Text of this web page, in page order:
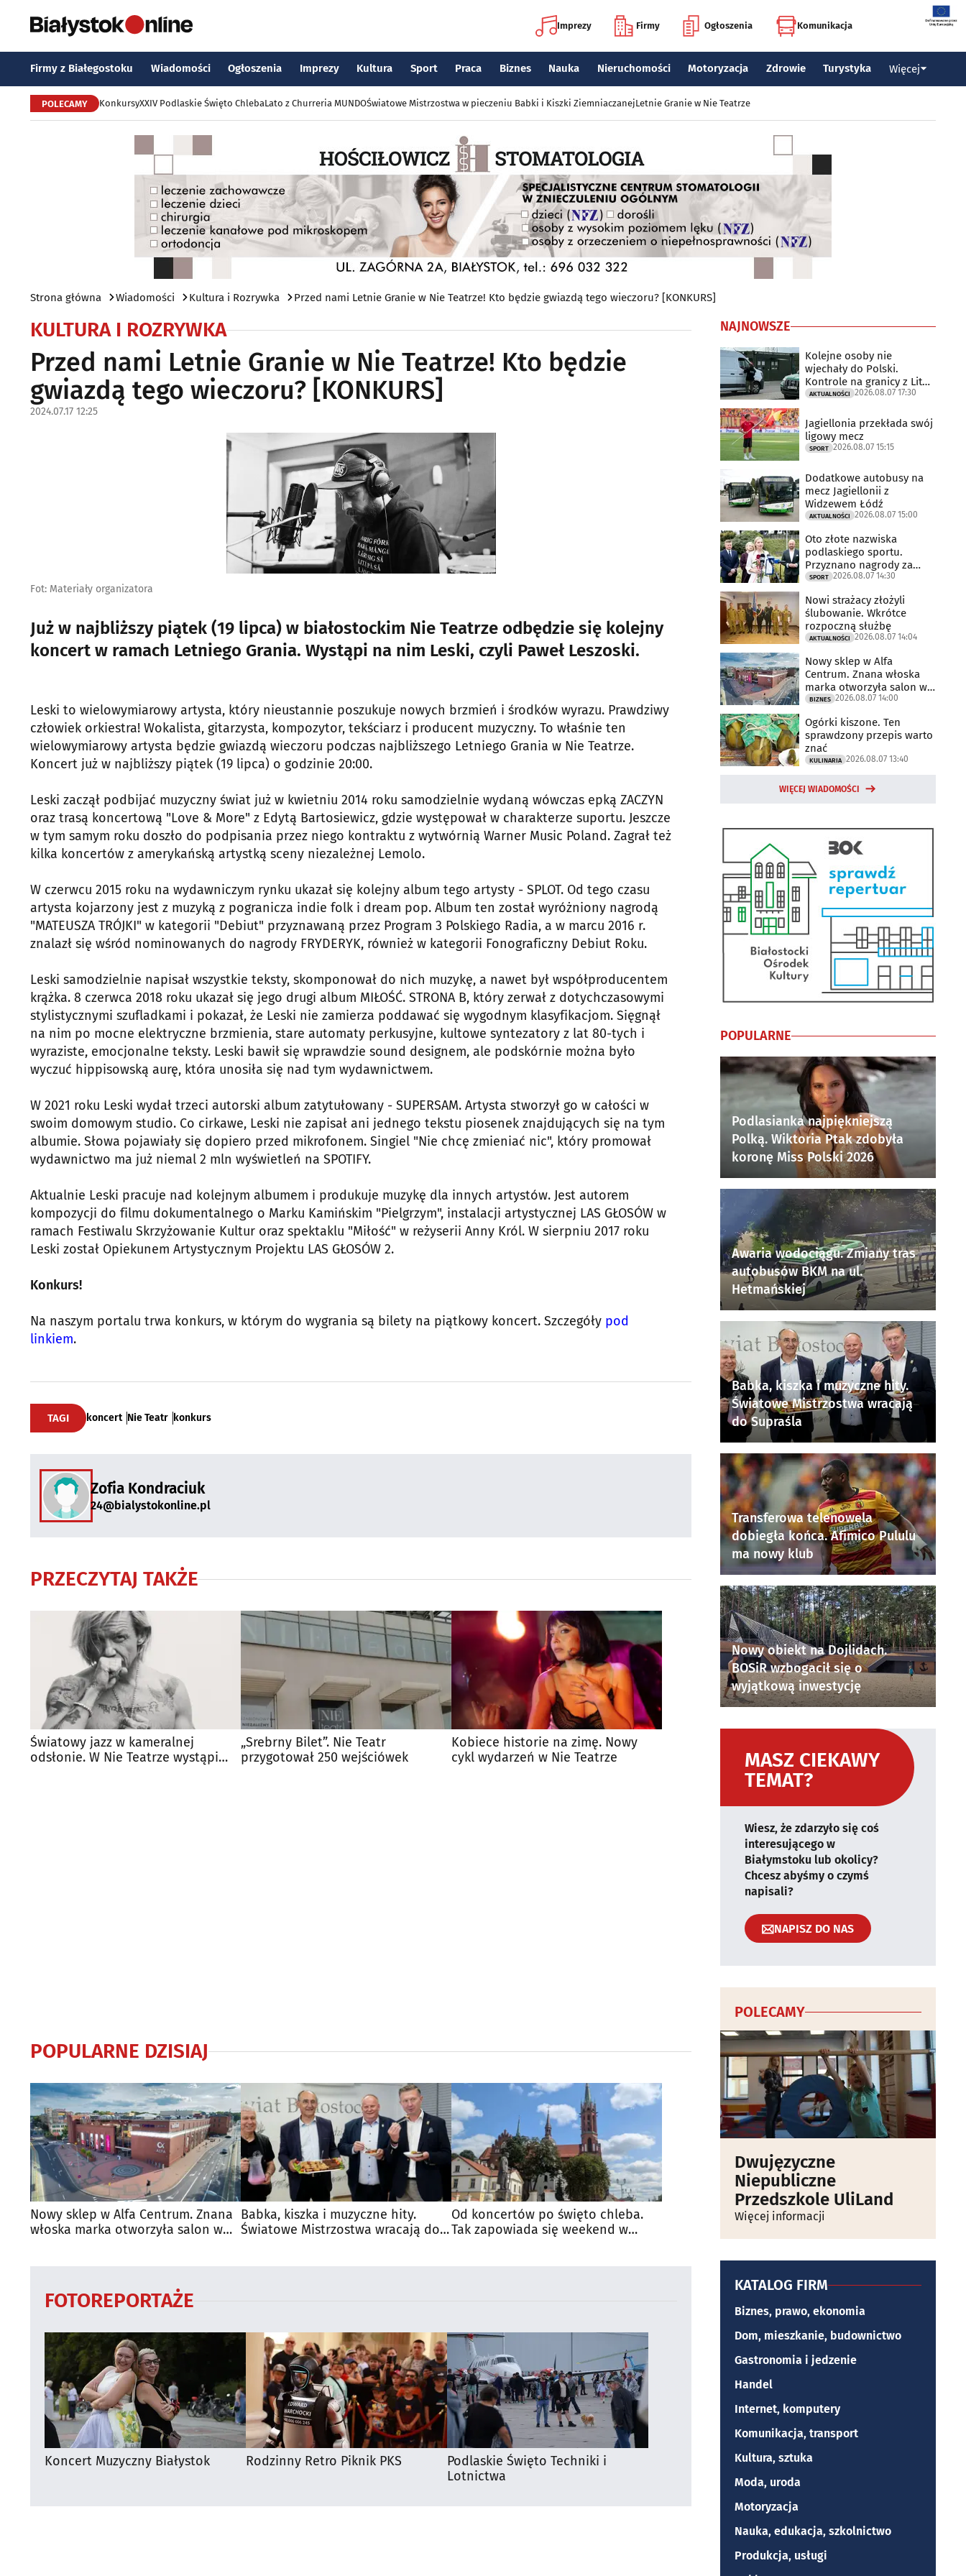
Imprezy Firmy Ogłoszenia Komunikacja
Firmy z Białegostoku Wiadomości Ogłoszenia Imprezy Kultura Sport Praca Biznes Nauka Nieruchomości Motoryzacja Zdrowie Turystyka Więcej
POLECAMY KonkursyXXIV Podlaskie Święto ChlebaLato z Churreria MUNDOŚwiatowe Mistrzostwa w pieczeniu Babki i Kiszki ZiemniaczanejLetnie Granie w Nie Teatrze
Strona główna Wiadomości Kultura i Rozrywka Przed nami Letnie Granie w Nie Teatrze! Kto będzie gwiazdą tego wieczoru? [KONKURS]
KULTURA I ROZRYWKA
Przed nami Letnie Granie w Nie Teatrze! Kto będzie
gwiazdą tego wieczoru? [KONKURS]
2024.07.17 12:25
Fot: Materiały organizatora
Już w najbliższy piątek (19 lipca) w białostockim Nie Teatrze odbędzie się kolejny
koncert w ramach Letniego Grania. Wystąpi na nim Leski, czyli Paweł Leszoski.
Leski to wielowymiarowy artysta, który nieustannie poszukuje nowych brzmień i środków wyrazu. Prawdziwy
człowiek orkiestra! Wokalista, gitarzysta, kompozytor, tekściarz i producent muzyczny. To właśnie ten
wielowymiarowy artysta będzie gwiazdą wieczoru podczas najbliższego Letniego Grania w Nie Teatrze.
Koncert już w najbliższy piątek (19 lipca) o godzinie 20:00.
Leski zaczął podbijać muzyczny świat już w kwietniu 2014 roku samodzielnie wydaną wówczas epką ZACZYN
oraz trasą koncertową "Love & More" z Edytą Bartosiewicz, gdzie występował w charakterze suportu. Jeszcze
w tym samym roku doszło do podpisania przez niego kontraktu z wytwórnią Warner Music Poland. Zagrał też
kilka koncertów z amerykańską artystką sceny niezależnej Lemolo.
W czerwcu 2015 roku na wydawniczym rynku ukazał się kolejny album tego artysty - SPLOT. Od tego czasu
artysta kojarzony jest z muzyką z pogranicza indie folk i dream pop. Album ten został wyróżniony nagrodą
"MATEUSZA TRÓJKI" w kategorii "Debiut" przyznawaną przez Program 3 Polskiego Radia, a w marcu 2016 r.
znalazł się wśród nominowanych do nagrody FRYDERYK, również w kategorii Fonograficzny Debiut Roku.
Leski samodzielnie napisał wszystkie teksty, skomponował do nich muzykę, a nawet był współproducentem
krążka. 8 czerwca 2018 roku ukazał się jego drugi album MIŁOŚĆ. STRONA B, który zerwał z dotychczasowymi
stylistycznymi szufladkami i pokazał, że Leski nie zamierza poddawać się wygodnym klasyfikacjom. Sięgnął
na nim po mocne elektryczne brzmienia, stare automaty perkusyjne, kultowe syntezatory z lat 80-tych i
wyraziste, emocjonalne teksty. Leski bawił się wprawdzie sound designem, ale podskórnie można było
wyczuć hippisowską aurę, która unosiła się nad tym wydawnictwem.
W 2021 roku Leski wydał trzeci autorski album zatytułowany - SUPERSAM. Artysta stworzył go w całości w
swoim domowym studio. Co cirkawe, Leski nie zapisał ani jednego tekstu piosenek znajdujących się na tym
albumie. Słowa pojawiały się dopiero przed mikrofonem. Singiel "Nie chcę zmieniać nic", który promował
wydawnictwo ma już niemal 2 mln wyświetleń na SPOTIFY.
Aktualnie Leski pracuje nad kolejnym albumem i produkuje muzykę dla innych artystów. Jest autorem
kompozycji do filmu dokumentalnego o Marku Kamińskim "Pielgrzym", instalacji artystycznej LAS GŁOSÓW w
ramach Festiwalu Skrzyżowanie Kultur oraz spektaklu "Miłość" w reżyserii Anny Król. W sierpniu 2017 roku
Leski został Opiekunem Artystycznym Projektu LAS GŁOSÓW 2.
Konkurs!
Na naszym portalu trwa konkurs, w którym do wygrania są bilety na piątkowy koncert. Szczegóły pod
linkiem.
TAGI koncert Nie Teatr konkurs
Zofia Kondraciuk
24@bialystokonline.pl
PRZECZYTAJ TAKŻE
Światowy jazz w kameralnej
odsłonie. W Nie Teatrze wystąpi
„Srebrny Bilet”. Nie Teatr
przygotował 250 wejściówek
Kobiece historie na zimę. Nowy
cykl wydarzeń w Nie Teatrze
POPULARNE DZISIAJ
Nowy sklep w Alfa Centrum. Znana
włoska marka otworzyła salon w
Babka, kiszka i muzyczne hity.
Światowe Mistrzostwa wracają do
Od koncertów po święto chleba.
Tak zapowiada się weekend w
FOTOREPORTAŻE
Koncert Muzyczny Białystok Rodzinny Retro Piknik PKS
Podlaskie Święto Techniki i
Lotnictwa
NAJNOWSZE
Kolejne osoby nie
wjechały do Polski.
Kontrole na granicy z Litwą
trwają
AKTUALNOŚCI 2026.08.07 17:30
Jagiellonia przekłada swój
ligowy mecz
SPORT 2026.08.07 15:15
Dodatkowe autobusy na
mecz Jagiellonii z
Widzewem Łódź
AKTUALNOŚCI 2026.08.07 15:00
Oto złote nazwiska
podlaskiego sportu.
Przyznano nagrody za
2025 rok
SPORT 2026.08.07 14:30
Nowi strażacy złożyli
ślubowanie. Wkrótce
rozpoczną służbę
AKTUALNOŚCI 2026.08.07 14:04
Nowy sklep w Alfa
Centrum. Znana włoska
marka otworzyła salon w
Białymstoku
BIZNES 2026.08.07 14:00
Ogórki kiszone. Ten
sprawdzony przepis warto
znać
KULINARIA 2026.08.07 13:40
WIĘCEJ WIADOMOŚCI
POPULARNE
Podlasianka najpiękniejszą
Polką. Wiktoria Ptak zdobyła
koronę Miss Polski 2026
Awaria wodociągu. Zmiany tras
autobusów BKM na ul.
Hetmańskiej
Babka, kiszka i muzyczne hity.
Światowe Mistrzostwa wracają
do Supraśla
Transferowa telenowela
dobiegła końca. Afimico Pululu
ma nowy klub
Nowy obiekt na Dojlidach.
BOSiR wzbogacił się o
wyjątkową inwestycję
MASZ CIEKAWY
TEMAT?
Wiesz, że zdarzyło się coś
interesującego w
Białymstoku lub okolicy?
Chcesz abyśmy o czymś
napisali?
NAPISZ DO NAS
POLECAMY
Dwujęzyczne
Niepubliczne
Przedszkole UliLand
Więcej informacji
KATALOG FIRM
Biznes, prawo, ekonomia
Dom, mieszkanie, budownictwo
Gastronomia i jedzenie
Handel
Internet, komputery
Komunikacja, transport
Kultura, sztuka
Moda, uroda
Motoryzacja
Nauka, edukacja, szkolnictwo
Produkcja, usługi